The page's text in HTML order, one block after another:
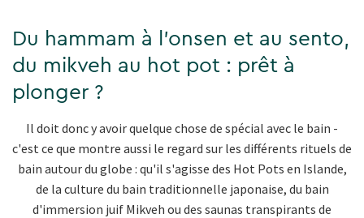
Du hammam à l'onsen et au sento,
du mikveh au hot pot : prêt à
plonger ?
Il doit donc y avoir quelque chose de spécial avec le bain -
c'est ce que montre aussi le regard sur les différents rituels de
bain autour du globe : qu'il s'agisse des Hot Pots en Islande,
de la culture du bain traditionnelle japonaise, du bain
d'immersion juif Mikveh ou des saunas transpirants de